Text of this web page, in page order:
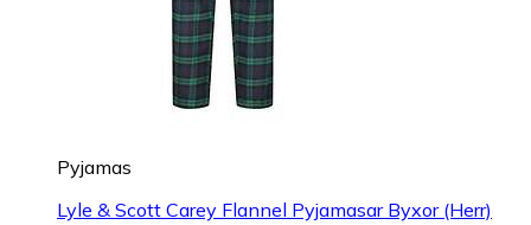
Pyjamas
Lyle & Scott Carey Flannel Pyjamasar Byxor (Herr)